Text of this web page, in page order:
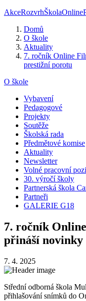
AkceRozvrhŠkolaOnline
Domů
O škole
Aktuality
7. ročník Online
prestižní porotu
O škole
Vybavení
Pedagogové
Projekty
Soutěže
Školská rada
Předmětové komise
Aktuality
Newsletter
Volné pracovní
30. výročí školy
Partnerská škola
Partneři
GALERIE G18
7. ročník
přináší
7. 4. 2025
Střední odborná škola
přihlašování snímků do